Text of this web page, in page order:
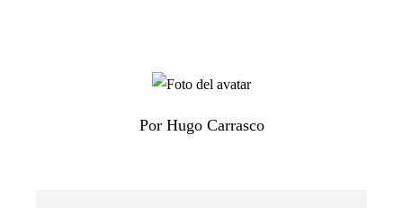
Por Hugo Carrasco